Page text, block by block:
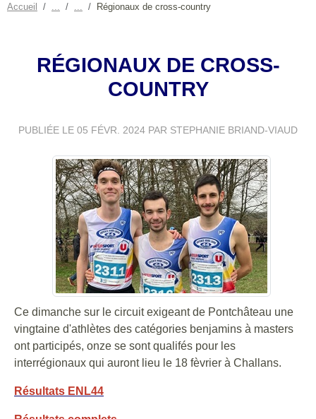
Accueil Régionaux de cross-country
RÉGIONAUX DE CROSS-
COUNTRY
PUBLIÉE LE 05 FÉVR. 2024 PAR STEPHANIE BRIAND-VIAUD
Ce dimanche sur le circuit exigeant de Pontchâteau une
vingtaine d'athlètes des catégories benjamins à masters
ont participés, onze se sont qualifés pour les
interrégionaux qui auront lieu le 18 fèvrier à Challans.
Résultats ENL44